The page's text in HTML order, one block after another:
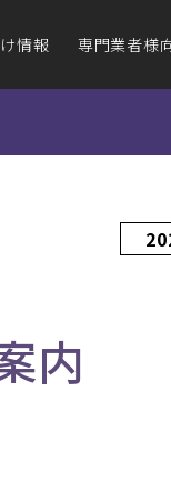
情報 専門業者様
内